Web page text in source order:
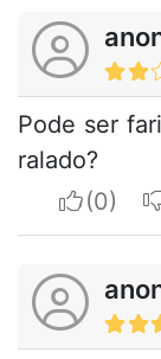
Pode ser
ralado?
I